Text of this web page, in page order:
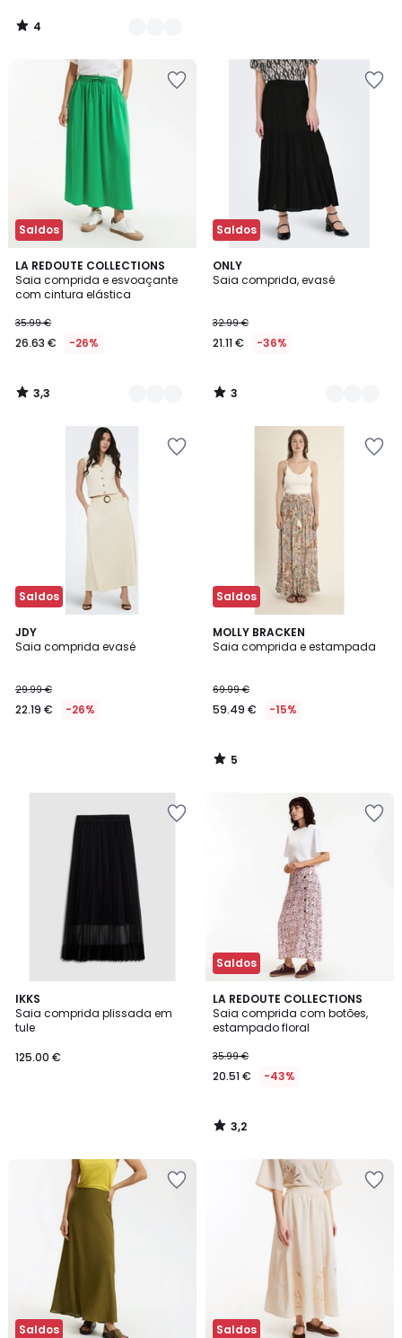
4
/
Saldos
LA REDOUTE COLLECTIONS
Saia comprida e esvoaçante
com cintura elástica
35.99 €
26.63 € -26%
3,3
/ 5
2
Cores
3,3
/
Saldos
ONLY
Saia comprida, evasé
32.99 €
21.11 € -36%
3
/
2
Cores
3
/
Saldos
JDY
Saia comprida evasé
29.99 €
22.19 € -26%
Saldos
MOLLY BRACKEN
Saia comprida e estampada
69.99 €
59.49 € -15%
5
/
5
/
IKKS
Saia comprida plissada em
tule
125.00 €
Saldos
LA REDOUTE COLLECTIONS
Saia comprida com botões,
estampado floral
35.99 €
20.51 € -43%
3,2
/ 5
3,2
/
Saldos Saldos